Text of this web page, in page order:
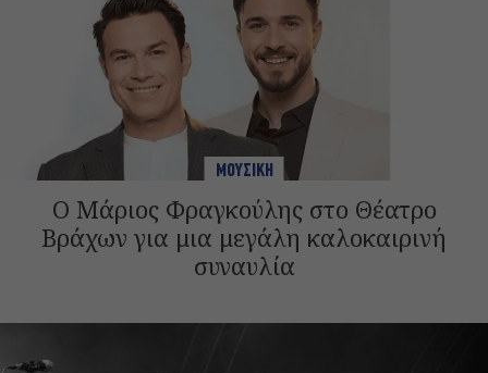
ΜΟΥΣΙΚΗ
Ο Μάριος Φραγκούλης στο Θέατρο
Βράχων για μια μεγάλη καλοκαιρινή
συναυλία